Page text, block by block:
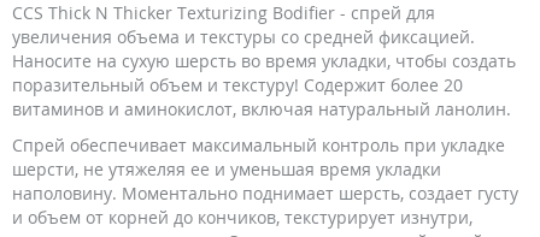
CCS Thick N Thicker Texturizing Bodifier - спрей для
увеличения объема и текстуры со средней фиксацией.
Наносите на сухую шерсть во время укладки, чтобы создать
поразительный объем и текстуру! Содержит более 20
витаминов и аминокислот, включая натуральный ланолин.
Спрей обеспечивает максимальный контроль при укладке
шерсти, не утяжеляя ее и уменьшая время укладки
наполовину. Моментально поднимает шерсть, создает густу
и объем от корней до кончиков, текстурирует изнутри,